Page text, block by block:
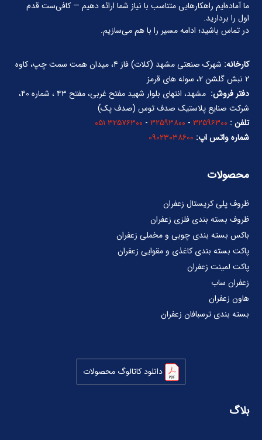
ما آماده‌ایم راهکارهایی متناسب با نیاز شما ارائه دهیم — کافی‌ست قدم
اول را بردارید.
در تماس باشید؛ ادامه مسیر را با هم می‌سازیم.
کارخانه:
شهرک صنعتی مشهد (کلات) فاز ۴، میدان همت سمت چپ، کاوه
۲ نبش گلشن ۲، سوله های قرمز
دفتر فروش:
مشهد، انتهای بلوار شهید مفتح غربی، مفتح ۴۳ ، شماره ۴۰،
شرکت صنایع پلاستیک صدف توس (صدف پک)
تلفن : ۳۲۵۹۶۳۰۰ - ۳۲۵۹۳۸۰۰ - ۳۲۵۷۶۳۰۰ ۰۵۱
شماره واتس اپ: ۰۹۰۲۳۰۳۸۶۰۰
محصولات
ظروف پلی کریستال زعفران
ظروف بسته بندی فلزی زعفران
باکس بسته بندی چوبی و مخملی زعفران
پاکت بسته بندی کاغذی و مقوایی زعفران
پاکت لمینت زعفران
زعفران ساب
هاون زعفران
بسته بندی ترسبافان زعفران
دانلود کاتالوگ محصولات
بلاگ